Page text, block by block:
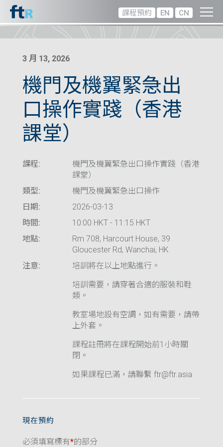
課程預約 EN CN
3 月 13, 2026
機門及機翼緊急出
口操作實踐（香港
課堂）
課程:
機門及機翼緊急出口操作實踐（香港
課堂）
類型:
機門及機翼緊急出口操作
日期:
2026-03-13
時間:
10:00 HKT - 11:15 HKT
地點:
Rm 708, Harcourt House, 39
Gloucester Rd, Wanchai, HK
注意:
培訓將在以上地點進行。
培訓需要，請穿著合適的服裝和鞋
類。
教室場地設有空調，如有需要，請帶
上外套。
課程註冊將在課程開始前1小時關
閉。
如果課程已滿，請聯繫 ftr@ftr.asia
現在預約
必須填寫標有*的部分